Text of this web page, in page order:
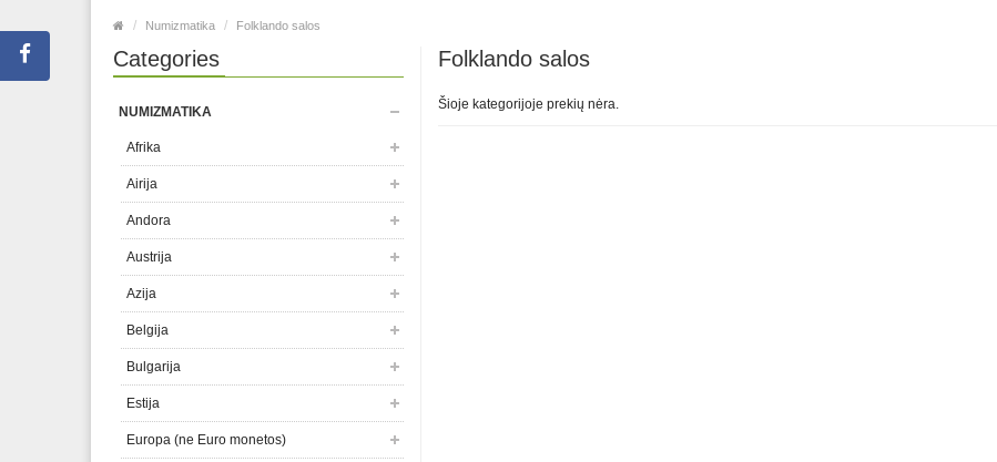
Numizmatika Folklando salos
Categories
NUMIZMATIKA
Afrika
Airija
Andora
Austrija
Azija
Belgija
Bulgarija
Estija
Europa (ne Euro monetos)
Folklando salos
Šioje kategorijoje prekių nėra.